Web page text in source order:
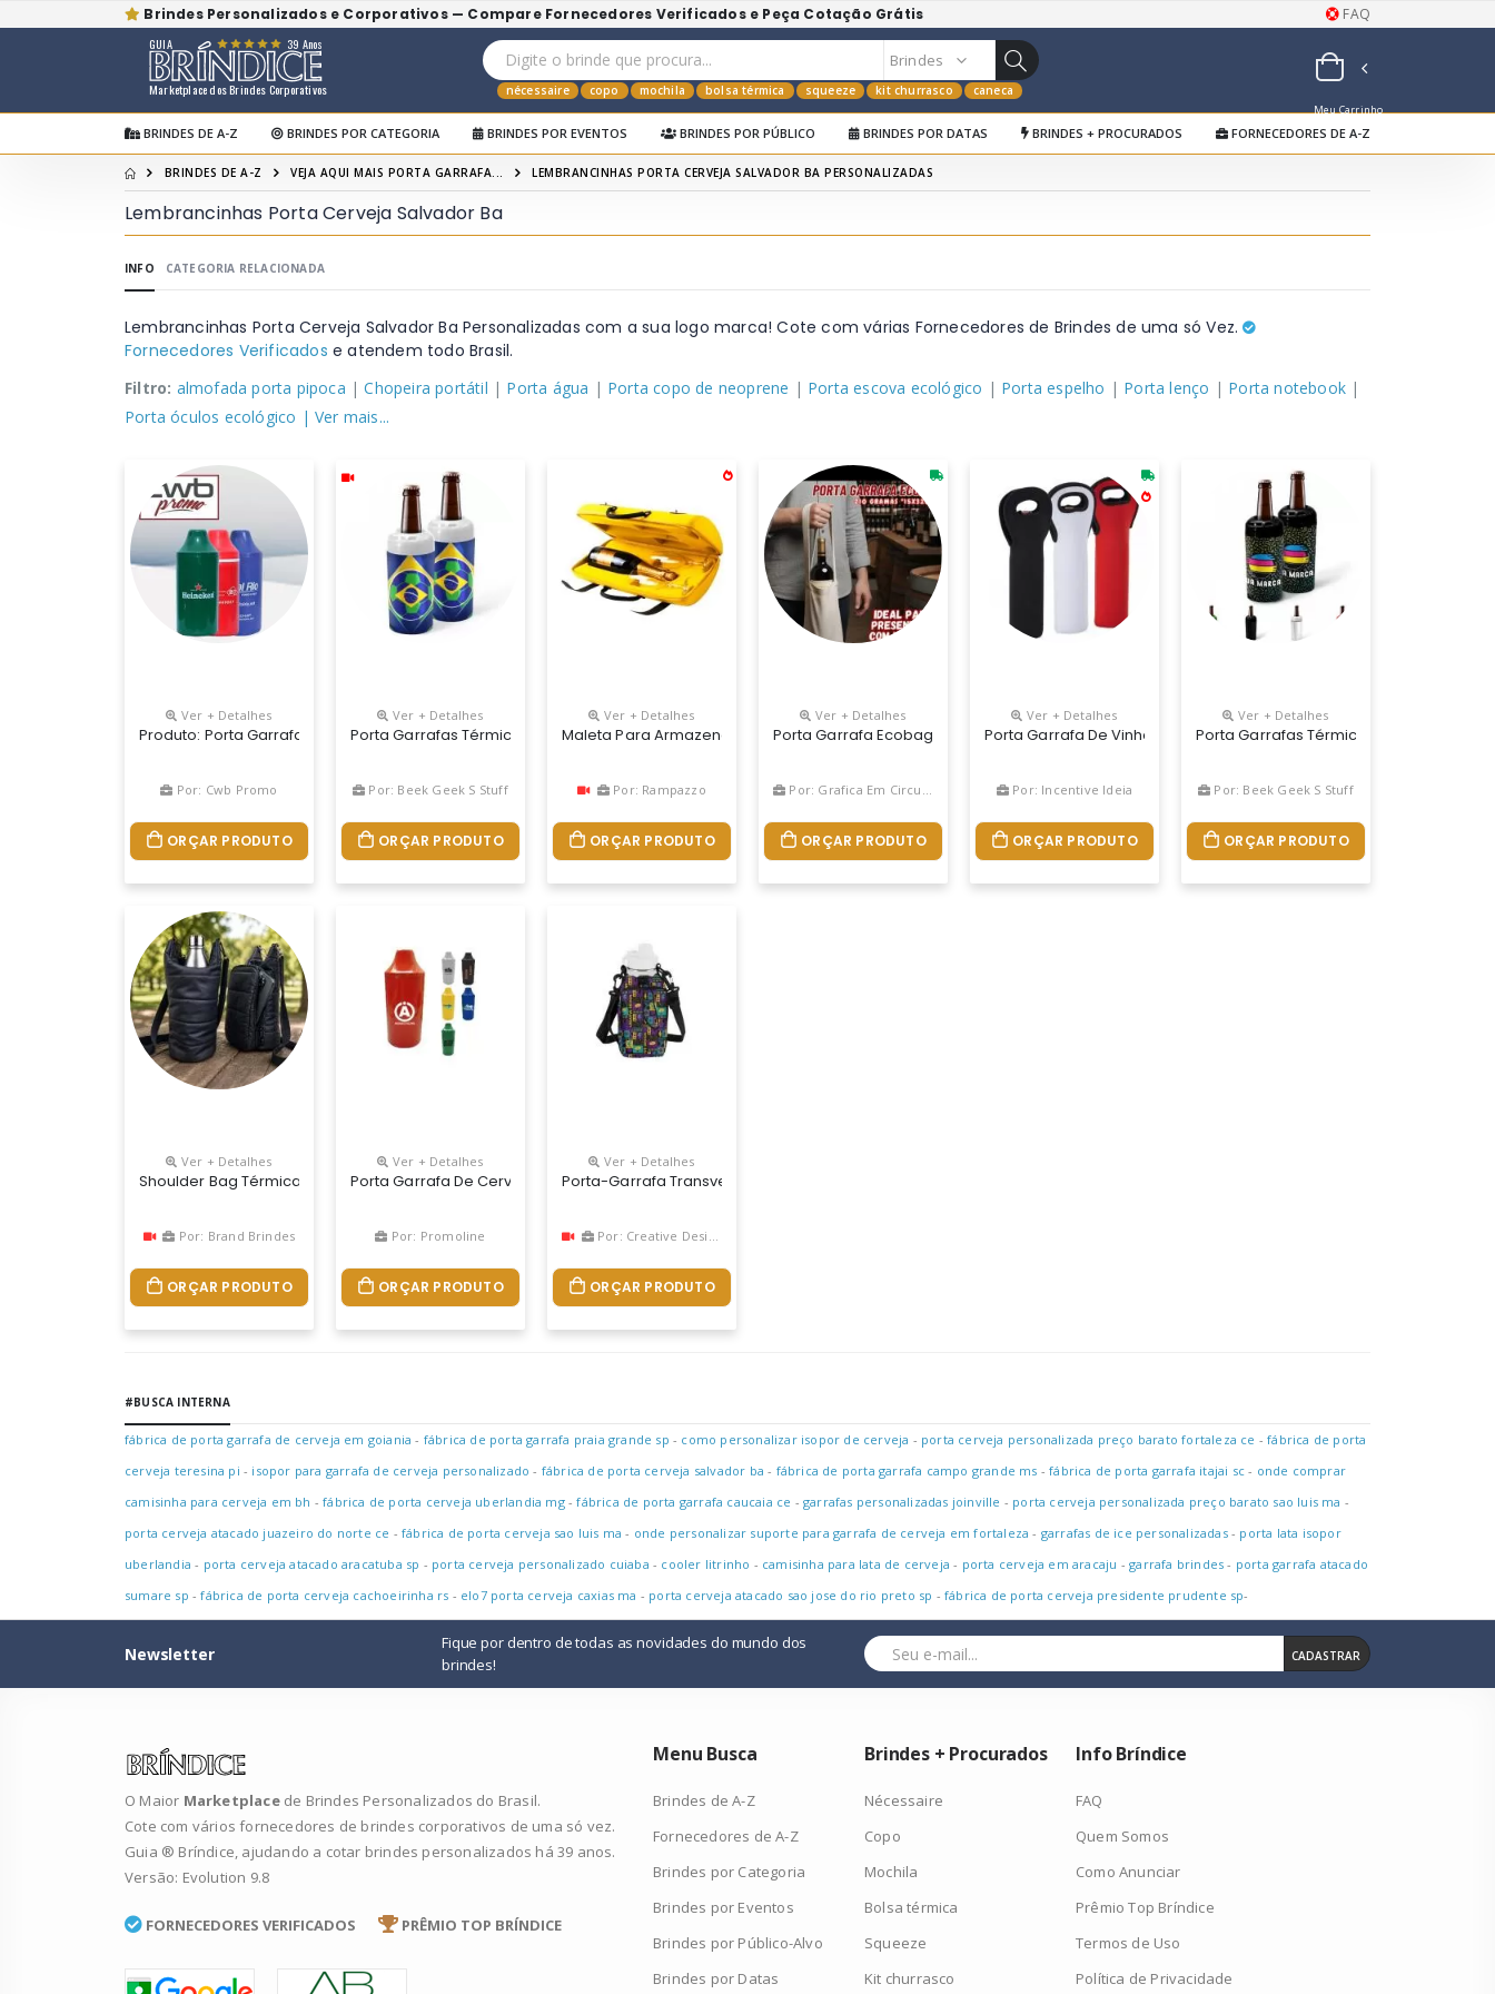
Brindes Personalizados e Corporativos — Compare Fornecedores Verificados e Peça Cotação Grátis FAQ
Marketplace dos Brindes Corporativos
GUIA 39 Anos
nécessaire copo mochila bolsa térmica squeeze kit churrasco caneca
Meu Carrinho
de Orçamentos
BRINDES DE A-Z BRINDES POR CATEGORIA BRINDES POR EVENTOS BRINDES POR PÚBLICO BRINDES POR DATAS BRINDES + PROCURADOS FORNECEDORES DE A-Z
BRINDES DE A-Z VEJA AQUI MAIS PORTA GARRAFA... LEMBRANCINHAS PORTA CERVEJA SALVADOR BA PERSONALIZADAS
Lembrancinhas Porta Cerveja Salvador Ba
INFO CATEGORIA RELACIONADA
Lembrancinhas Porta Cerveja Salvador Ba Personalizadas com a sua logo marca! Cote com várias Fornecedores de Brindes de uma só Vez.
Fornecedores Verificados e atendem todo Brasil.
Filtro: almofada porta pipoca |Chopeira portátil | Porta água | Porta copo de neoprene | Porta escova ecológico | Porta espelho | Porta lenço | Porta notebook|
Porta óculos ecológico | Ver mais...
Ver + Detalhes
Produto: Porta Garrafa 600 Ml Medidas: 19,7 Cm De Altura Com A Tampa X 8,0 Cm De Diâmetro Capacidade: 600 Ml Material: Polipropileno PersonalizaÇÃo: Silk, Transfer Ou Etiquetas
Por: Cwb Promo
ORÇAR PRODUTO
Ver + Detalhes
Porta Garrafas Térmico, Para Garrafas De 600ml, Feitos De Plástico Rígido, Com Personalização 360 Graus, Ou Seja, Em Todo O Produto.
Por: Beek Geek S Stuff
ORÇAR PRODUTO
Ver + Detalhes
Maleta Para Armazenar Champagne, Vinho Ou Bebidas Similares Com Espaço Para Comportar Duas Taças. Excelente
Por: Rampazzo
ORÇAR PRODUTO
Ver + Detalhes
Porta Garrafa Ecobag 210 Gramas - Medidas 15x32cm
Por: Grafica Em CirculaÇÃo
ORÇAR PRODUTO
Ver + Detalhes
Porta Garrafa De Vinho Em Neoprene Isotérmico.
Por: Incentive Ideia
ORÇAR PRODUTO
Ver + Detalhes
Porta Garrafas Térmico, Para Garrafas
Por: Beek Geek S Stuff
ORÇAR PRODUTO
Ver + Detalhes
Shoulder Bag Térmica Transversal Em Puffer Com Compartimento Principal Térmico Dois Bolsos Frontais, Fechamento Em Zíper E Alça Ajustável Para Transporte Medidas: Comprimento:
Por: Brand Brindes
ORÇAR PRODUTO
Ver + Detalhes
Porta Garrafa De Cerveja Térmico 600 Ml
Por: Promoline
ORÇAR PRODUTO
Ver + Detalhes
Porta-Garrafa Transversal Confeccionado Em Material Sublimado De Alta Qualidade, Permitindo Personalização Com Cores
Por: Creative Design
ORÇAR PRODUTO
#BUSCA INTERNA
fábrica de porta garrafa de cerveja em goiania - fábrica de porta garrafa praia grande sp - como personalizar isopor de cerveja - porta cerveja personalizada preço barato fortaleza ce -fábrica de porta
cerveja teresina pi - isopor para garrafa de cerveja personalizado - fábrica de porta cerveja salvador ba - fábrica de porta garrafa campo grande ms -fábrica de porta garrafa itajai sc - onde comprar
camisinha para cerveja em bh -fábrica de porta cerveja uberlandia mg-fábrica de porta garrafa caucaia ce -garrafas personalizadas joinville - porta cerveja personalizada preço barato sao luis ma -
porta cerveja atacado juazeiro do norte ce -fábrica de porta cerveja sao luis ma - onde personalizar suporte para garrafa de cerveja em fortaleza - garrafas de ice personalizadas- porta lata isopor
uberlandia - porta cerveja atacado aracatuba sp - porta cerveja personalizado cuiaba - cooler litrinho - camisinha para lata de cerveja - porta cerveja em aracaju -garrafa brindes - porta garrafa atacado
sumare sp -fábrica de porta cerveja cachoeirinha rs - elo7 porta cerveja caxias ma - porta cerveja atacado sao jose do rio preto sp -fábrica de porta cerveja presidente prudente sp-
Newsletter
Fique por dentro de todas as novidades do mundo dos
brindes!
CADASTRAR
O Maior Marketplace de Brindes Personalizados do Brasil.
Cote com vários fornecedores de brindes corporativos de uma só vez.
Guia ® Bríndice, ajudando a cotar brindes personalizados há 39 anos.
Versão: Evolution 9.8
FORNECEDORES VERIFICADOS PRÊMIO TOP BRÍNDICE
Menu Busca
Brindes de A-Z
Fornecedores de A-Z
Brindes por Categoria
Brindes por Eventos
Brindes por Público-Alvo
Brindes por Datas
Brindes + Procurados
Nécessaire
Copo
Mochila
Bolsa térmica
Squeeze
Kit churrasco
Info Bríndice
FAQ
Quem Somos
Como Anunciar
Prêmio Top Bríndice
Termos de Uso
Política de Privacidade